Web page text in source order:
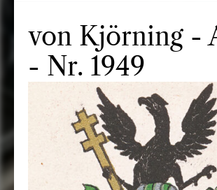
von Kjörning -
- Nr. 1949